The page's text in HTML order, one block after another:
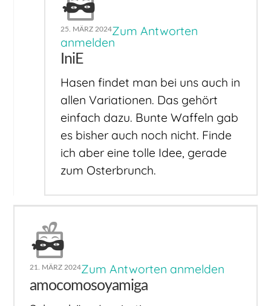
25. MÄRZ 2024Zum Antworten
anmelden
IniE
Hasen findet man bei uns auch in
allen Variationen. Das gehört
einfach dazu. Bunte Waffeln gab
es bisher auch noch nicht. Finde
ich aber eine tolle Idee, gerade
zum Osterbrunch.
21. MÄRZ 2024Zum Antworten anmelden
amocomosoyamiga